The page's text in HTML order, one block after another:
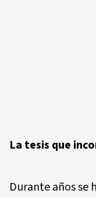
La tesis que
Durante años se